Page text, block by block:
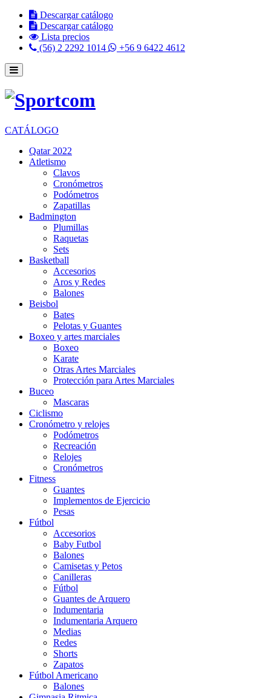
Descargar catálogo
Descargar catálogo
Lista precios
(56) 2 2292 1014
+56 9 6422 4612
CATÁLOGO
Qatar 2022
Atletismo
Clavos
Cronómetros
Podómetros
Zapatillas
Badmington
Plumillas
Raquetas
Sets
Basketball
Accesorios
Aros y Redes
Balones
Beisbol
Bates
Pelotas y Guantes
Boxeo y artes marciales
Boxeo
Karate
Otras Artes Marciales
Protección para Artes Marciales
Buceo
Mascaras
Ciclismo
Cronómetro y relojes
Podómetros
Recreación
Relojes
Cronómetros
Fitness
Guantes
Implementos de Ejercicio
Pesas
Fútbol
Accesorios
Baby Futbol
Balones
Camisetas y Petos
Canilleras
Fútbol
Guantes de Arquero
Indumentaria
Indumentaria Arquero
Medias
Redes
Shorts
Zapatos
Fútbol Americano
Balones